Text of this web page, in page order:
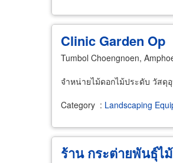
Clinic Garden Op
Tumbol Choengnoen,
จำหน่ายไม้ดอกไม้ประดับ วัสดุ
Category : Landscaping
ร้าน กระต่ายพันธุ์ไม้